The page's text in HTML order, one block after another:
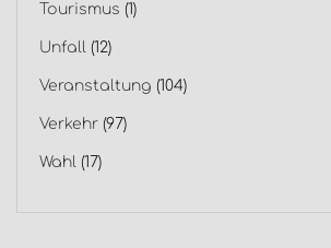
Tourismus (1)
Unfall (12)
Veranstaltung (104)
Verkehr (97)
Wahl (17)